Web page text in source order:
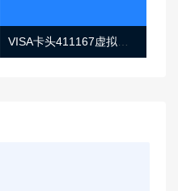
VISA卡头411167虚拟卡基础信息